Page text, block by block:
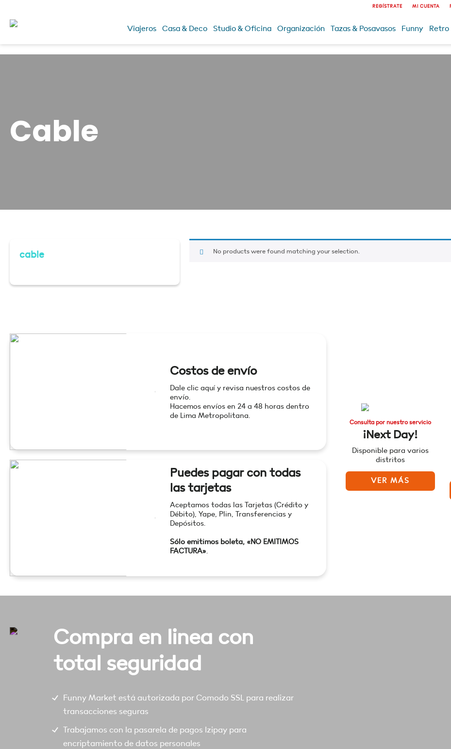
REGÍSTRATE MI CUENTA
Viajeros Casa & Deco Studio & Oficina Organización Tazas & Posavasos Funny Retro
Cable
cable No products were found matching your selection.
Costos de envío
Dale clic aquí y revisa nuestros costos de
envío.
Hacemos envíos en 24 a 48 horas dentro
de Lima Metropolitana.
Puedes pagar con todas
las tarjetas
Aceptamos todas las Tarjetas (Crédito y
Débito), Yape, Plin, Transferencias y
Depósitos.
Sólo emitimos boleta, «NO EMITIMOS
FACTURA».
Consulta por nuestro servicio
¡Next Day!
Disponible para varios
distritos
VER MÁS
Compra en linea con
total seguridad
Funny Market está autorizada por Comodo SSL para realizar
transacciones seguras
Trabajamos con la pasarela de pagos Izipay para
encriptamiento de datos personales